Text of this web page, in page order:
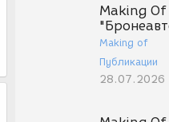
Making Of
Making of
Публикации
28.07.2026